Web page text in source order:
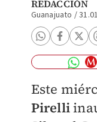
REDACCIÓN
Guanajuato /
Este
Pirelli